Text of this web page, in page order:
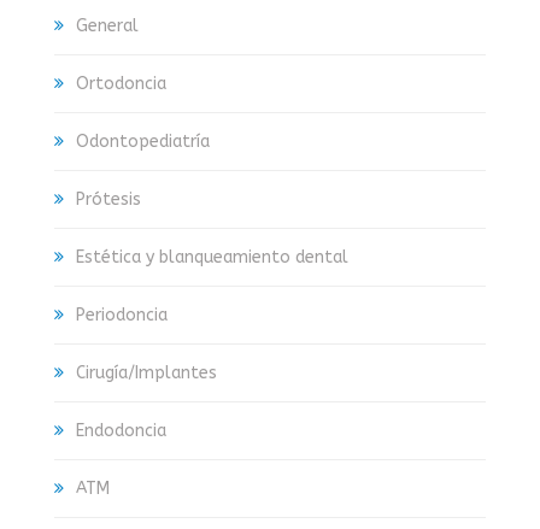
General
Ortodoncia
Odontopediatría
Prótesis
Estética y blanqueamiento dental
Periodoncia
Cirugía/Implantes
Endodoncia
ATM